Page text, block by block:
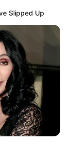
Slipped Up